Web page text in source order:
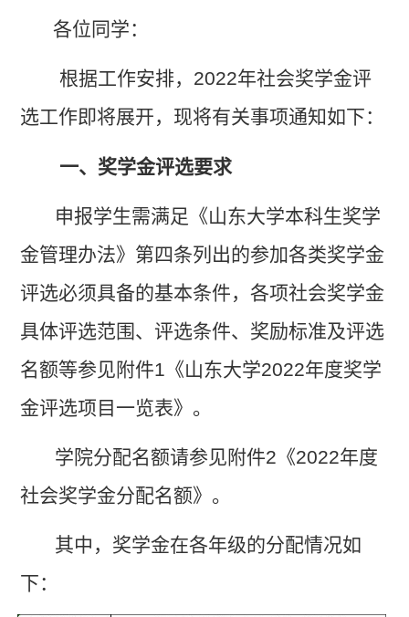
各位同学：
根据工作安排， 2022年社会奖学金评
选工作即将展开，现将有关事项通知如下：
一、奖学金评选要求
申报学生需满足《山东大学本科生奖学
金管理办法》第四条列出的参加各类奖学金
评选必须具备的基本条件，各项社会奖学金
具体评选范围、评选条件、奖励标准及评选
名额等参见附件1 《山东大学2022年度奖学
金评选项目一览表》。
学院分配名额请参见附件2 《2022年度
社会奖学金分配名额》。
其中，奖学金在各年级的分配情况如
下：